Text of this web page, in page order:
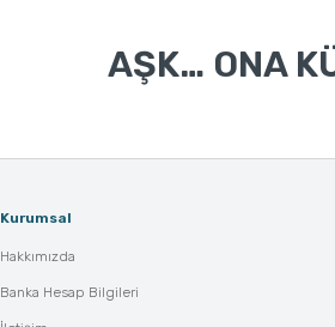
AŞK… ONA
Kurumsal
Hakkımızda
Banka Hesap Bilgileri